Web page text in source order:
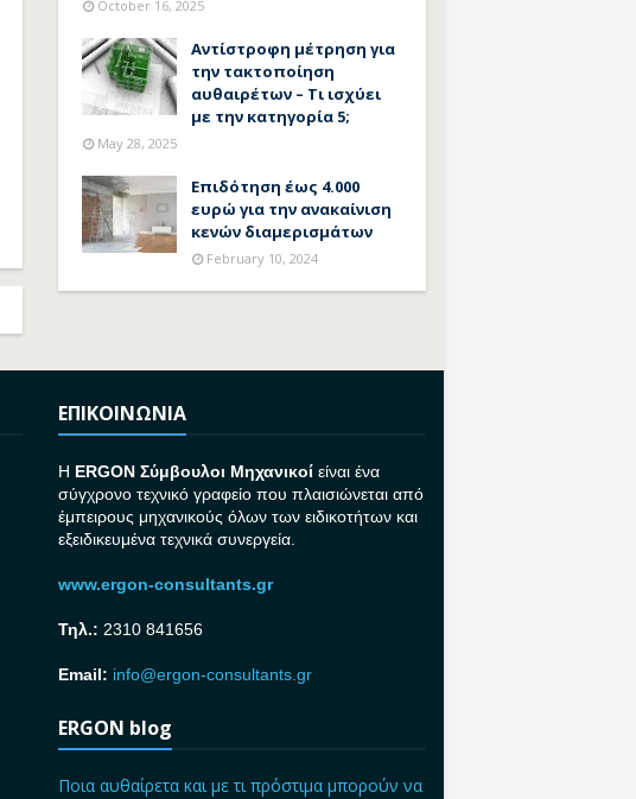
October 16, 2025
Αντίστροφη μέτρηση για
την τακτοποίηση
αυθαιρέτων – Τι ισχύει
με την κατηγορία 5;
May 28, 2025
Επιδότηση έως 4.000
ευρώ για την ανακαίνιση
κενών διαμερισμάτων
February 10, 2024
ΕΠΙΚΟΙΝΩΝΙΑ
H ERGON Σύμβουλοι Μηχανικοί είναι ένα
σύγχρονο τεχνικό γραφείο που πλαισιώνεται από
έμπειρους μηχανικούς όλων των ειδικοτήτων και
εξειδικευμένα τεχνικά συνεργεία.
www.ergon-consultants.gr
Τηλ.: 2310 841656
Email: info@ergon-consultants.gr
ERGON blog
Ποια αυθαίρετα και με τι πρόστιμα μπορούν να